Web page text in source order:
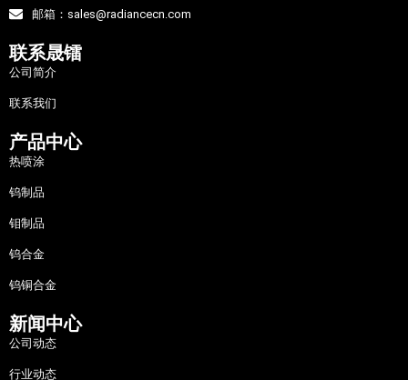
邮箱：sales@radiancecn.com
联系晟镭
公司简介
联系我们
产品中心
热喷涂
钨制品
钼制品
钨合金
钨铜合金
新闻中心
公司动态
行业动态